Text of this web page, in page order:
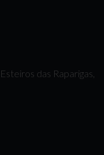
das Raparigas,